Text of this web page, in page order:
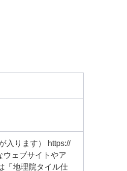
入ります） https://
ェブサイトやア
「地理院タイル仕